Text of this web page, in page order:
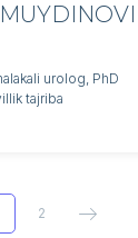
urolog, PhD
tajriba
2